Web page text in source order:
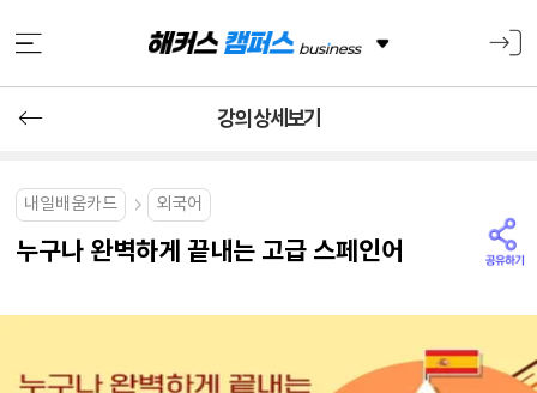
강의 상세보기
내일배움카드 외국어
누구나 완벽하게 끝내는 고급 스페인어